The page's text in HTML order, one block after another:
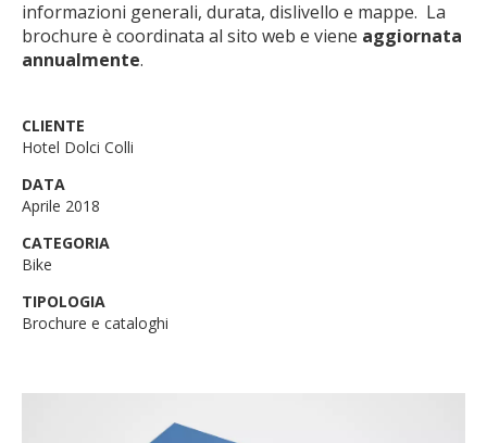
CLIENTE
Hotel Dolci Colli
DATA
Aprile 2018
CATEGORIA
Bike
TIPOLOGIA
Brochure e cataloghi
informazioni generali, durata, dislivello e mappe. La
brochure è coordinata al sito web e viene aggiornata
annualmente.